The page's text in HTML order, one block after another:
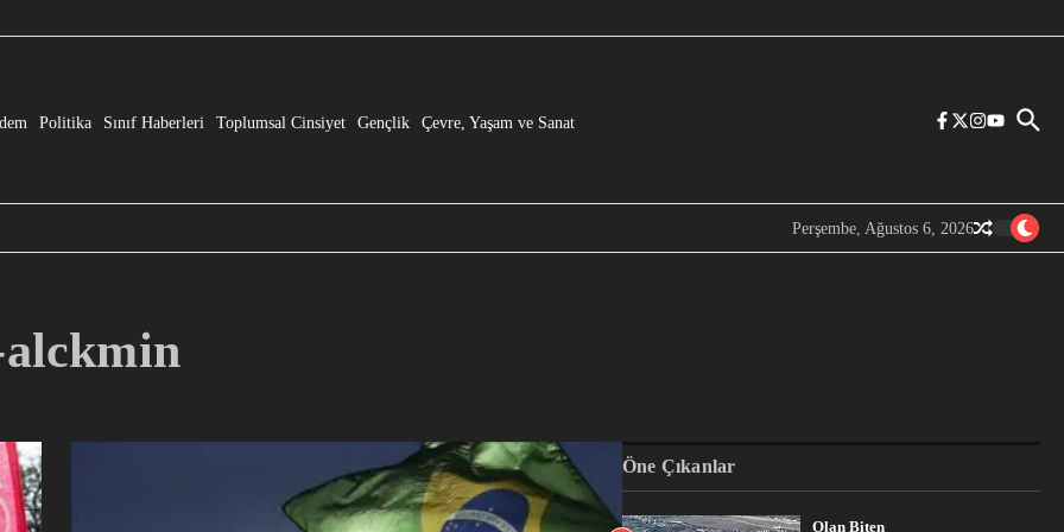
Politika Sınıf Haberleri Toplumsal Cinsiyet Gençlik Çevre, Yaşam ve Sanat
Perşembe, Ağustos 6, 2026
Öne Çıkanlar
Olan Biten